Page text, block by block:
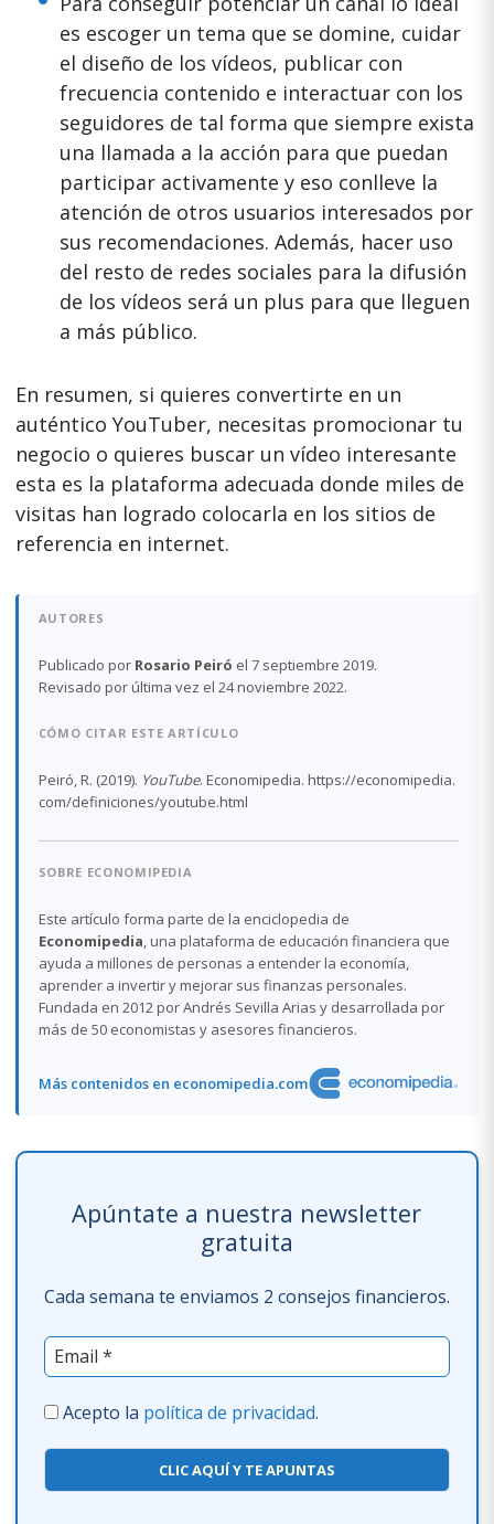
es escoger un tema que se domine, cuidar
el diseño de los vídeos, publicar con
frecuencia contenido e interactuar con los
seguidores de tal forma que siempre exista
una llamada a la acción para que puedan
participar activamente y eso conlleve la
atención de otros usuarios interesados por
sus recomendaciones. Además, hacer uso
del resto de redes sociales para la difusión
de los vídeos será un plus para que lleguen
a más público.
En resumen, si quieres convertirte en un
auténtico YouTuber, necesitas promocionar tu
negocio o quieres buscar un vídeo interesante
esta es la plataforma adecuada donde miles de
visitas han logrado colocarla en los sitios de
referencia en internet.
AUTORES
Publicado por Rosario Peiró el 7 septiembre 2019.
Revisado por última vez el 24 noviembre 2022.
CÓMO CITAR ESTE ARTÍCULO
Peiró, R. (2019). YouTube. Economipedia. https://economipedia.
com/definiciones/youtube.html
SOBRE ECONOMIPEDIA
Este artículo forma parte de la enciclopedia de
Economipedia, una plataforma de educación financiera que
ayuda a millones de personas a entender la economía,
aprender a invertir y mejorar sus finanzas personales.
Fundada en 2012 por Andrés Sevilla Arias y desarrollada por
más de 50 economistas y asesores financieros.
Más contenidos en economipedia.com
Apúntate a nuestra newsletter
gratuita
Cada semana te enviamos 2 consejos financieros.
Acepto la política de privacidad.
CLIC AQUÍ Y TE APUNTAS